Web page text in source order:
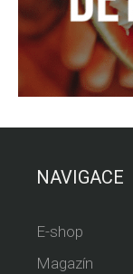
NAVIGACE
E-shop
Magazín